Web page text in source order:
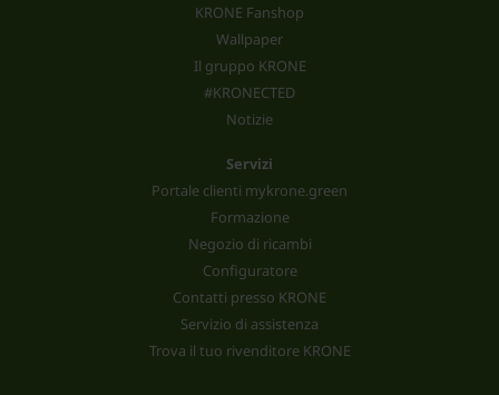
KRONE Fanshop
Wallpaper
Il gruppo KRONE
#KRONECTED
Notizie
Servizi
Portale clienti mykrone.green
Formazione
Negozio di ricambi
Configuratore
Contatti presso KRONE
Servizio di assistenza
Trova il tuo rivenditore KRONE